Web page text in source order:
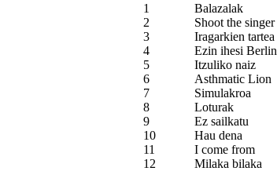
1
Balazalak
2
Shoot the singer
3
Iragarkien tartea
4
Ezin ihesi Berlin
5
Itzuliko naiz
6
Asthmatic Lion
7
Simulakroa
8
Loturak
9
Ez sailkatu
10
Hau dena
11
I come from
12
Milaka bilaka